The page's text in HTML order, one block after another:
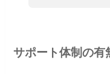
サポート体制の有